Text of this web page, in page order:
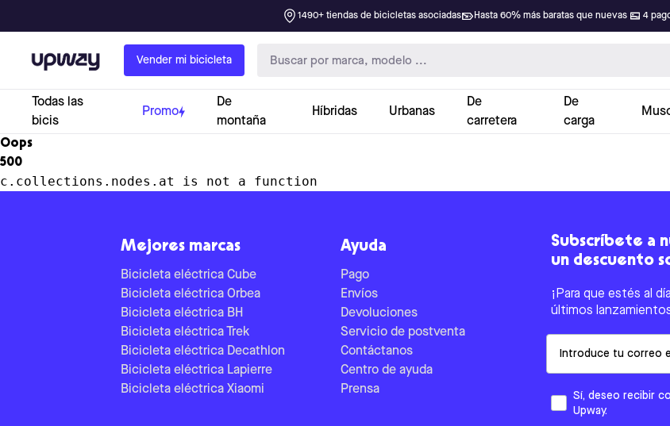
1490+ tiendas de bicicletas asociadas Hasta 60% más baratas que nuevas 4
Upway Vender mi bicicleta
Todas las
bicis
Promo
De
montaña
Híbridas Urbanas
De
carretera
De
carga
Oops
500
c.collections.nodes.at is not a function
Mejores marcas
Bicicleta eléctrica Cube
Bicicleta eléctrica Orbea
Bicicleta eléctrica BH
Bicicleta eléctrica Trek
Bicicleta eléctrica Decathlon
Bicicleta eléctrica Lapierre
Bicicleta eléctrica Xiaomi
Ayuda
Pago
Envíos
Devoluciones
Servicio de postventa
Contáctanos
Centro de ayuda
Prensa
Subscríbete a
un descuento
¡Para que estés al
últimos
Sí, deseo recibir
Upway.